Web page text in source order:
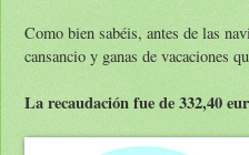
Como bien sabéis, antes de las
cansancio y ganas de vacaciones
La recaudación fue de 332,40